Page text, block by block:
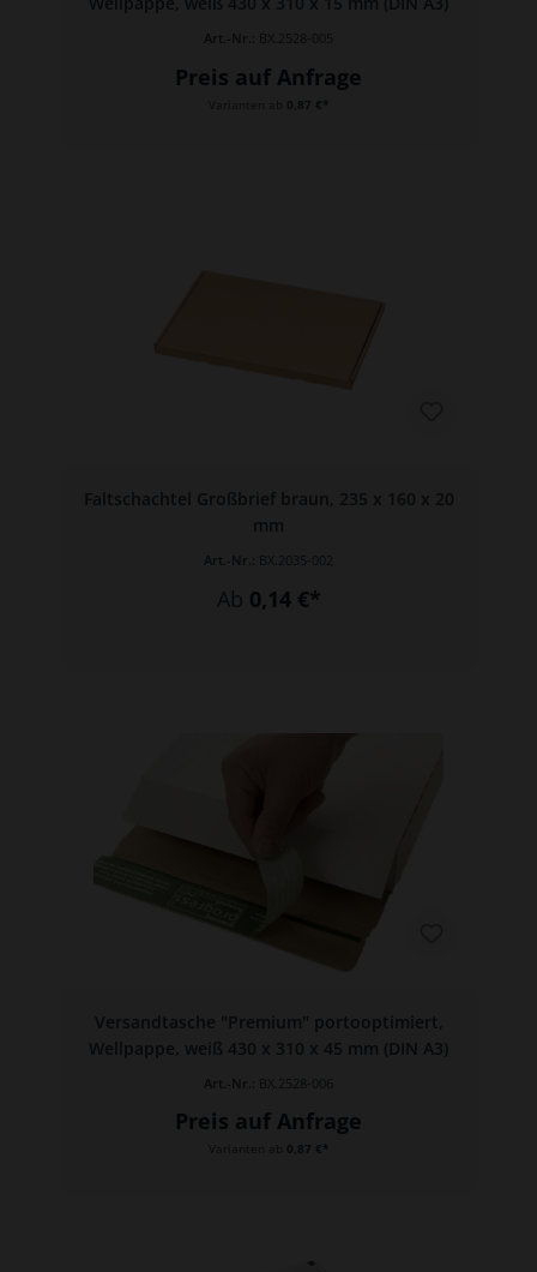
Art.-Nr.:
Preis auf Anfrage
0,87 €*
Faltschachtel Großbrief braun, 235 x 160 x 20
mm
Art.-Nr.: BX.2035-002
Ab 0,14 €*
Versandtasche "Premium" portooptimiert,
Wellpappe, weiß 430 x 310 x 45 mm (DIN A3)
Art.-Nr.:
Preis auf Anfrage
0,87 €*